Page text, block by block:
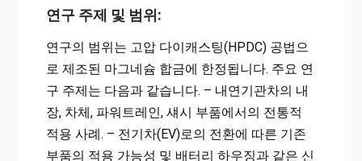
연구 주제 및 범위:
연구의 범위는 고압 다이캐스팅(HPDC) 공법으
로 제조된 마그네슘 합금에 한정됩니다. 주요 연
구 주제는 다음과 같습니다. – 내연기관차의 내
장, 차체, 파워트레인, 섀시 부품에서의 전통적
적용 사례. – 전기차(EV)로의 전환에 따른 기존
부품의 적용 가능성 및 배터리 하우징과 같은 신